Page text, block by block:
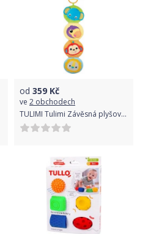
od 359 Kč
ve 2 obchodech
TULIMI Tulimi Závěsná plyšová knížka se zrcátkem - Zvířatka